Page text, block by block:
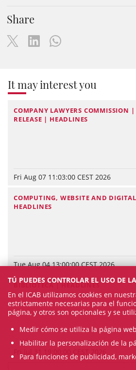
Share
It may interest you
COMPANY LAWYERS COMMISSION |
RELEASE | HEADLINES
Fri Aug 07 11:03:00 CEST 2026
COMPUTING, WEBSITE AND
HEADLINES
Tue Aug 04 13:00:00 CEST 2026
BIBLIOTECA | HEADLINES
Fri Jul 31 19:00:00 CEST 2026
TÚ PUEDES CONTROLAR EL USO DE
En el ICAB utilizamos cookies en
estrictamente necesarias para el
página, y otros son opcionales y se
Medir cómo se utiliza la página
Habilitar la personalización de la
Para funciones de publicidad,